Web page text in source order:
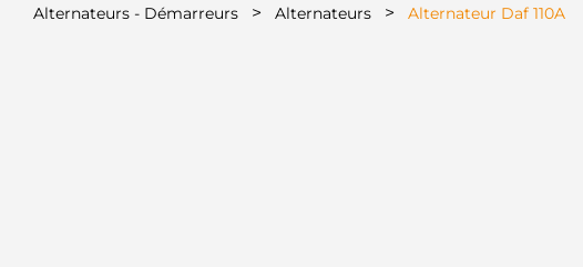
Alternateurs - Démarreurs > Alternateurs > Alternateur Daf 110A